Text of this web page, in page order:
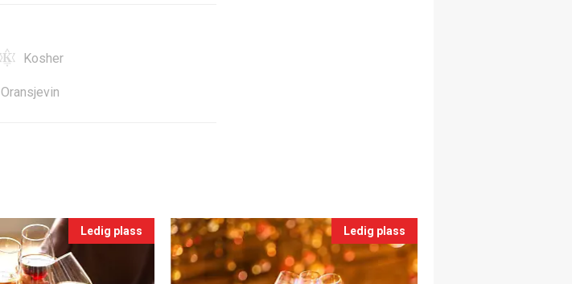
Kosher
Oransjevin
Ledig plass Ledig plass